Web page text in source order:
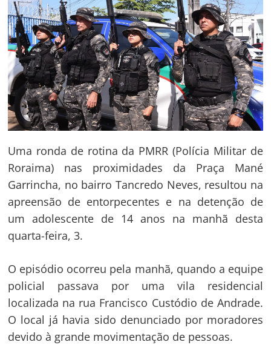
Uma ronda de rotina da PMRR (Polícia Militar de
Roraima) nas proximidades da Praça Mané
Garrincha, no bairro Tancredo Neves, resultou na
apreensão de entorpecentes e na detenção de
um adolescente de 14 anos na manhã desta
quarta-feira, 3.
O episódio ocorreu pela manhã, quando a equipe
policial passava por uma vila residencial
localizada na rua Francisco Custódio de Andrade.
O local já havia sido denunciado por moradores
devido à grande movimentação de pessoas.